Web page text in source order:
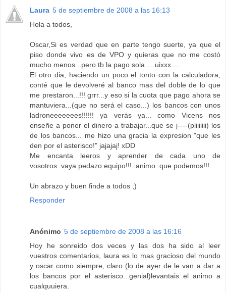
Laura 5 de septiembre de 2008 a las 16:13
Hola a todos,
Oscar,Si es verdad que en parte tengo suerte, ya que el
piso donde vivo es de VPO y quieras que no me costó
mucho menos...pero tb la pago sola ....uixxx....
El otro dia, haciendo un poco el tonto con la calculadora,
conté que le devolveré al banco mas del doble de lo que
me prestaron...!!! grrr...y eso si la cuota que pago ahora se
mantuviera...(que no será el caso...) los bancos con unos
ladroneeeeeees!!!!!! ya verás ya... como Vicens nos
enseñe a poner el dinero a trabajar...que se j----(piiiiiiii) los
de los bancos... me hizo una gracia la expresion "que les
den por el asterisco!" jajajaj! xDD
Me encanta leeros y aprender de cada uno de
vosotros..vaya pedazo equipo!!!..animo..que podemos!!!
Un abrazo y buen finde a todos ;)
Responder
Anónimo 5 de septiembre de 2008 a las 16:16
Hoy he sonreido dos veces y las dos ha sido al leer
vuestros comentarios, laura es lo mas gracioso del mundo
y oscar como siempre, claro (lo de ayer de le van a dar a
los bancos por el asterisco...genial)levantais el animo a
cualquuiera.